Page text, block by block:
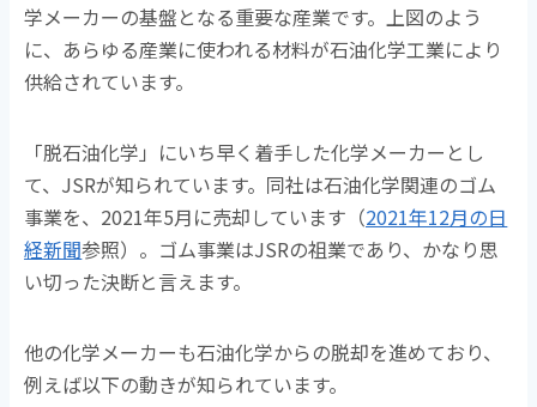
学メーカーの基盤となる重要な産業です。上図のよう
に、あらゆる産業に使われる材料が石油化学工業により
供給されています。
「脱石油化学」にいち早く着手した化学メーカーとし
て、JSRが知られています。同社は石油化学関連のゴム
事業を、2021年5月に売却しています（2021年12月の日
経新聞参照）。ゴム事業はJSRの祖業であり、かなり思
い切った決断と言えます。
他の化学メーカーも石油化学からの脱却を進めており、
例えば以下の動きが知られています。